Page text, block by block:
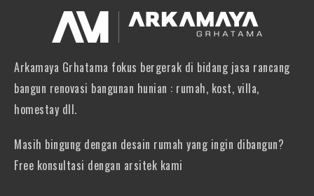
Arkamaya Grhatama fokus bergerak di bidang jasa rancang
bangun renovasi bangunan hunian : rumah, kost, villa,
homestay dll.
Masih bingung dengan desain rumah yang ingin dibangun?
Free konsultasi dengan arsitek kami